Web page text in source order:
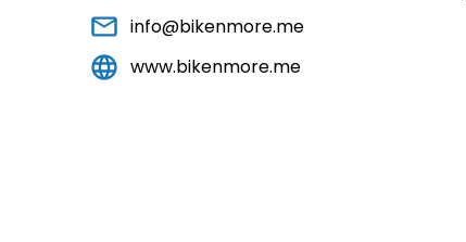
info@bikenmore.me
www.bikenmore.me